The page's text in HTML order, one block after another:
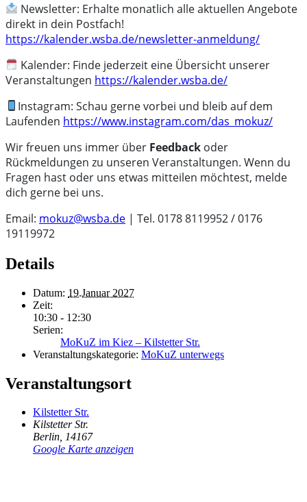
Newsletter: Erhalte monatlich alle aktuellen Angebote
direkt in dein Postfach!
https://kalender.wsba.de/newsletter-anmeldung/
Kalender: Finde jederzeit eine Übersicht unserer
Veranstaltungen https://kalender.wsba.de/
Instagram: Schau gerne vorbei und bleib auf dem
Laufenden https://www.instagram.com/das_mokuz/
Wir freuen uns immer über Feedback oder
Rückmeldungen zu unseren Veranstaltungen. Wenn du
Fragen hast oder uns etwas mitteilen möchtest, melde
dich gerne bei uns.
Email: mokuz@wsba.de | Tel. 0178 8119952 / 0176
19119972
Details
Datum: 19.Januar 2027
Zeit:
10:30 - 12:30
Serien:
MoKuZ im Kiez – Kilstetter Str.
Veranstaltungskategorie: MoKuZ unterwegs
Veranstaltungsort
Kilstetter Str.
Kilstetter Str.
Berlin, 14167
Google Karte anzeigen